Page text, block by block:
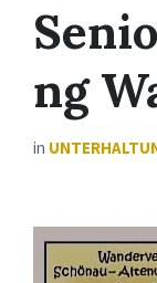
ng
in